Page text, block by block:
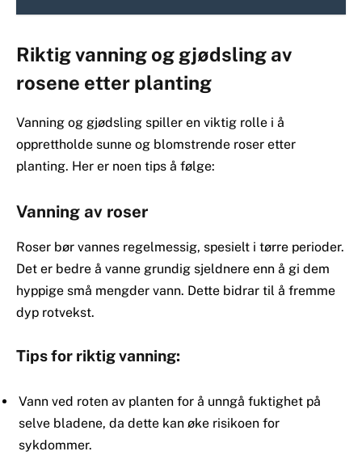
Riktig vanning og gjødsling av
rosene etter planting
Vanning og gjødsling spiller en viktig rolle i å
opprettholde sunne og blomstrende roser etter
planting. Her er noen tips å følge:
Vanning av roser
Roser bør vannes regelmessig, spesielt i tørre perioder.
Det er bedre å vanne grundig sjeldnere enn å gi dem
hyppige små mengder vann. Dette bidrar til å fremme
dyp rotvekst.
Tips for riktig vanning:
Vann ved roten av planten for å unngå fuktighet på
selve bladene, da dette kan øke risikoen for
sykdommer.